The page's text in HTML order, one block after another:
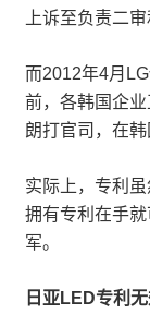
上诉至负责二
而2012年4月
前，各韩国企
朗打官司，在
实际上，专利
拥有专利在手就
军。
日亚LED专利